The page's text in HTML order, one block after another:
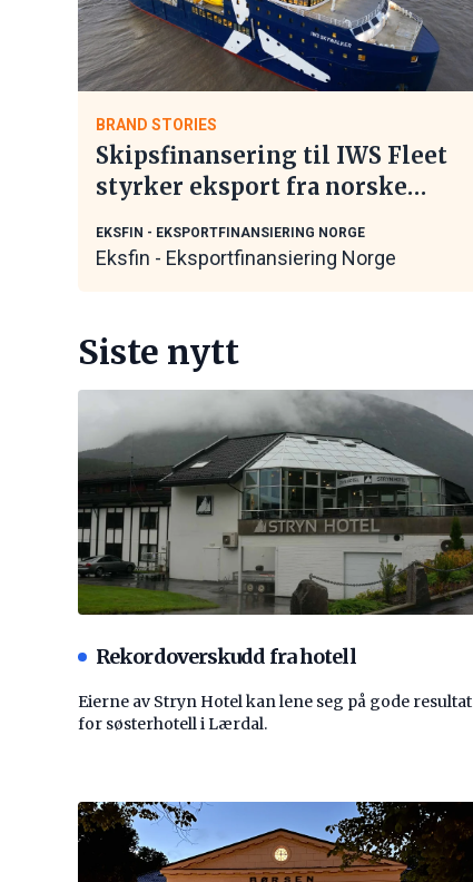
BRAND STORIES
Skipsfinansering til IWS Fleet
styrker eksport fra norske
EKSFIN - EKSPORTFINANSIERING NORGE
Eksfin - Eksportfinansiering Norge
Siste nytt
Rekordoverskudd fra hotell
Eierne av Stryn Hotel kan lene seg på gode resultat
for søsterhotell i Lærdal.